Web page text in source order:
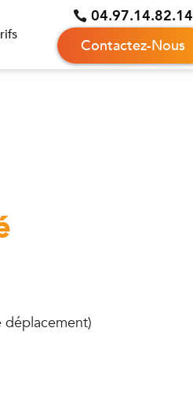
04.97.14.82.14
Contactez-Nous
déplacement)